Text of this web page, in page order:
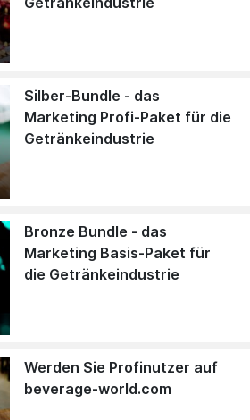
Silber-Bundle - das
Marketing Profi-Paket für die
Getränkeindustrie
Bronze Bundle - das
Marketing Basis-Paket für
die Getränkeindustrie
Werden Sie Profinutzer auf
beverage-world.com